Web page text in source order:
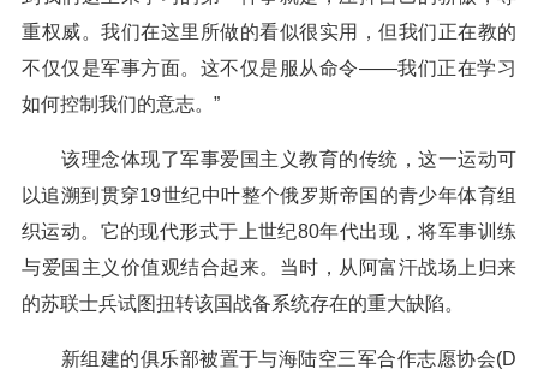
重权威。我们在这里所做的看似很实用，但我们正在教的
不仅仅是军事方面。这不仅是服从命令——我们正在学习
如何控制我们的意志。”
该理念体现了军事爱国主义教育的传统，这一运动可
以追溯到贯穿19世纪中叶整个俄罗斯帝国的青少年体育组
织运动。它的现代形式于上世纪80年代出现，将军事训练
与爱国主义价值观结合起来。当时，从阿富汗战场上归来
的苏联士兵试图扭转该国战备系统存在的重大缺陷。
新组建的俱乐部被置于与海陆空三军合作志愿协会(D